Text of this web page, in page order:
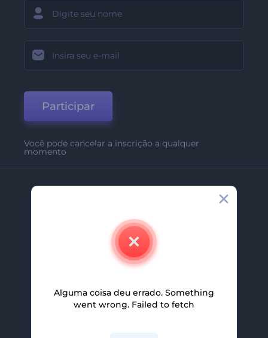
Participar
Você pode cancelar a inscrição a qualquer
momento
Contate-Nos
Carreiras
Programa De Afiliados
Alguma coisa deu errado. Something
went wrong. Failed to fetch